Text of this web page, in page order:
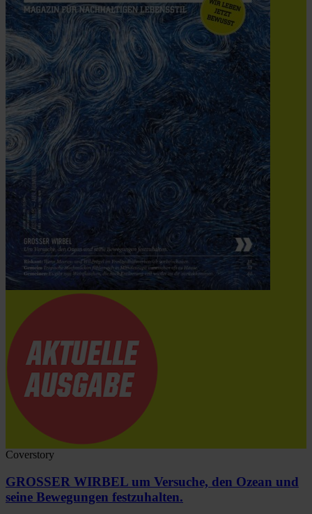
Coverstory
GROSSER WIRBEL um Versuche, den Ozean und
seine Bewegungen festzuhalten.